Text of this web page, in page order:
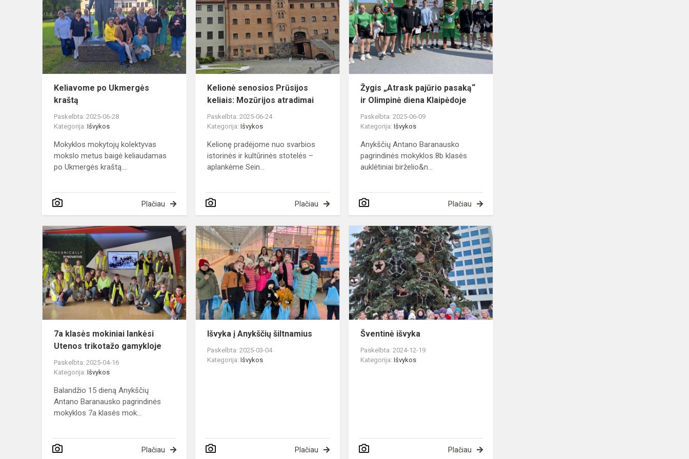
Ukmergės
kraštą
Keliavome po Ukmergės
kraštą
Paskelbta: 2025-06-28
Kategorija: Išvykos
Mokyklos mokytojų kolektyvas
mokslo metus baigė keliaudamas
po Ukmergės kraštą....
Plačiau
Prūsijos
keliais:
Mozūrijos
atradimai
Kelionė senosios Prūsijos
keliais: Mozūrijos atradimai
Paskelbta: 2025-06-24
Kategorija:Išvykos
Kelionę pradėjome nuo svarbios
istorinės ir kultūrinės stotelės –
aplankėme Sein...
Plačiau
pajūrio
pasaką“
ir
Olimpinė
diena
Žygis „Atrask pajūrio pasaką“
ir Olimpinė diena Klaipėdoje
Paskelbta: 2025-06-09
Kategorija:Išvykos
Anykščių Antano Baranausko
pagrindinės mokyklos 8b klasės
auklėtiniai birželio&n...
Plačiau
7a
klasės
mokiniai
lankėsi
Utenos
trikotažo
gamykloje
7a klasės mokiniai lankėsi
Utenos trikotažo gamykloje
Paskelbta: 2025-04-16
Kategorija: Išvykos
Balandžio 15 dieną Anykščių
Antano Baranausko pagrindinės
mokyklos 7a klasės mok...
Plačiau
Išvyka
į
Anykščių
šiltnamius
Išvyka į Anykščių šiltnamius
Paskelbta: 2025-03-04
Kategorija:Išvykos
Plačiau
Šventinė išvyka
Paskelbta: 2024-12-19
Kategorija:Išvykos
Plačiau